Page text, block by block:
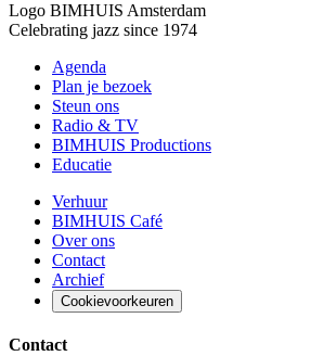
Logo BIMHUIS Amsterdam
Celebrating jazz since 1974
Agenda
Plan je bezoek
Steun ons
Radio & TV
BIMHUIS Productions
Educatie
Verhuur
BIMHUIS Café
Over ons
Contact
Archief
Cookievoorkeuren
Contact